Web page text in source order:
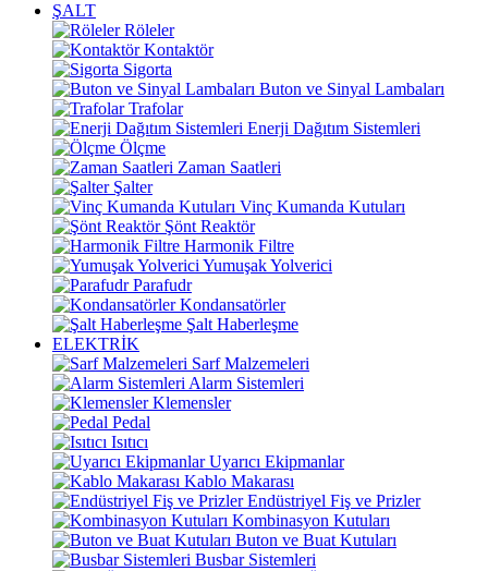
ŞALT
Röleler
Kontaktör
Sigorta
Buton ve Sinyal Lambaları
Trafolar
Enerji Dağıtım Sistemleri
Ölçme
Zaman Saatleri
Şalter
Vinç Kumanda Kutuları
Şönt Reaktör
Harmonik Filtre
Yumuşak Yolverici
Parafudr
Kondansatörler
Şalt Haberleşme
ELEKTRİK
Sarf Malzemeleri
Alarm Sistemleri
Klemensler
Pedal
Isıtıcı
Uyarıcı Ekipmanlar
Kablo Makarası
Endüstriyel Fiş ve Prizler
Kombinasyon Kutuları
Buton ve Buat Kutuları
Busbar Sistemleri